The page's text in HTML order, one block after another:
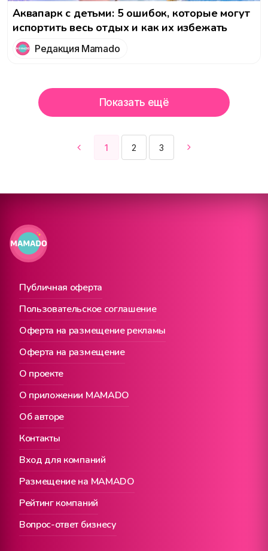
Аквапарк с детьми: 5 ошибок, которые могут
испортить весь отдых и как их избежать
Редакция Mamado
1 2 3
Показать ещё
Публичная оферта
О проекте
Вход для компаний
Пользовательское соглашение
О приложении MAMADO
Размещение на MAMADO
Оферта на размещение рекламы
Об авторе
Рейтинг компаний
Оферта на размещение
Контакты
Вопрос-ответ бизнесу